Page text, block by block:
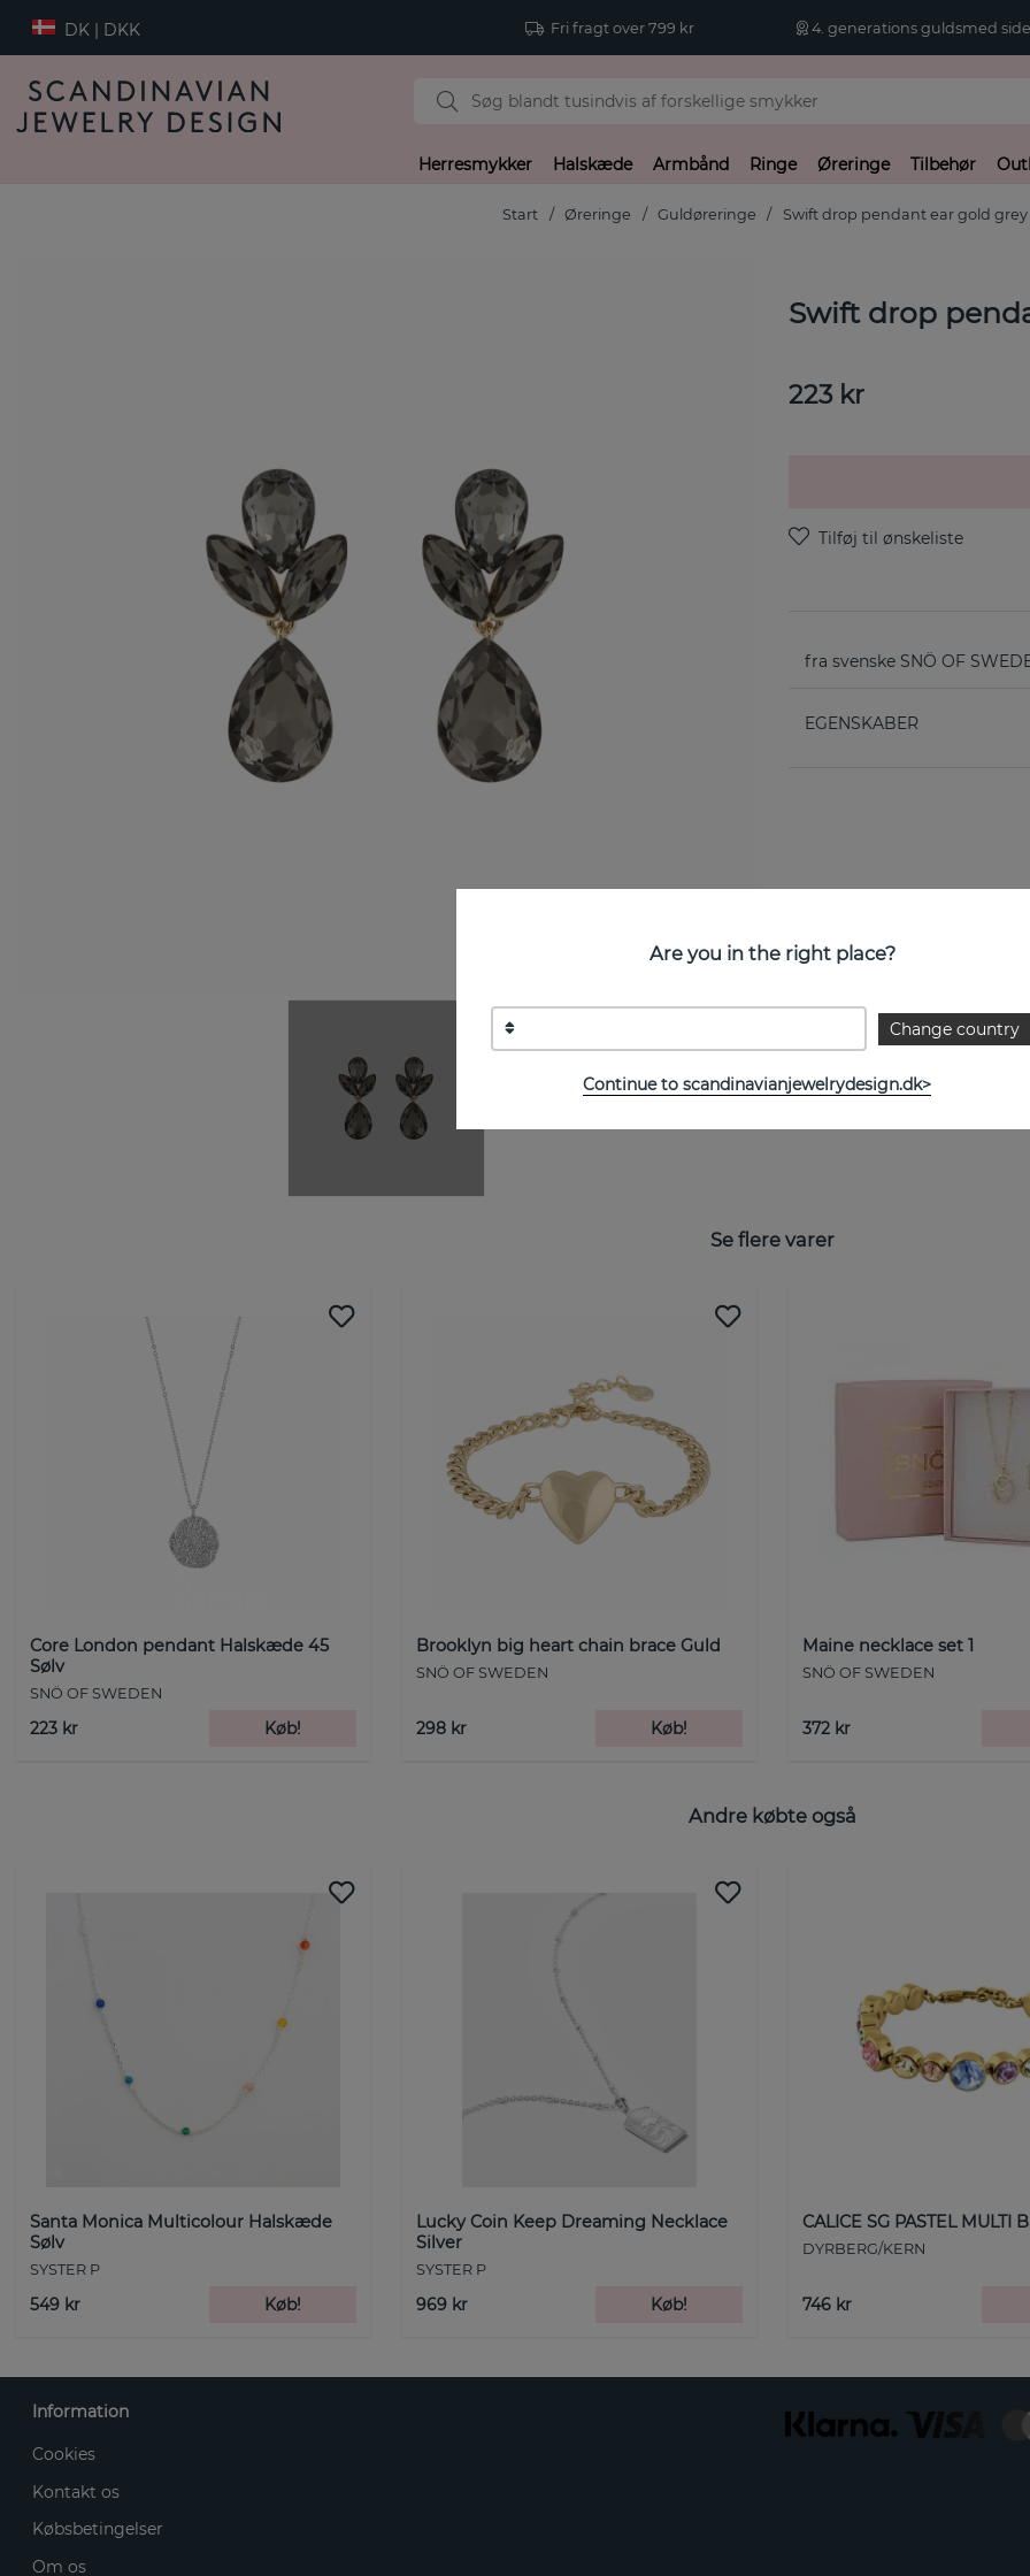
DK | DKK Fri fragt over 799 kr 4. generations guldsmed
Herresmykker Halskæde Armbånd Ringe Øreringe Tilbehør
Start Øreringe Guldøreringe Swift drop pendant ear gold grey
Swift drop
223 kr
fra svenske SNÖ OF
EGENSKABER
Se flere varer
Core London pendant Halskæde 45
Sølv
SNÖ OF SWEDEN
223 kr Køb!
Brooklyn big heart chain brace Guld
SNÖ OF SWEDEN
298 kr Køb!
Maine necklace set 1
SNÖ OF SWEDEN
372 kr
Andre købte også
Santa Monica Multicolour Halskæde
Sølv
SYSTER P
549 kr Køb!
Lucky Coin Keep Dreaming Necklace
Silver
SYSTER P
969 kr Køb!
CALICE SG PASTEL MULTI
DYRBERG/KERN
746 kr
Are you in the right place?
Change country
Continue to scandinavianjewelrydesign.dk>
Information
Cookies
Kontakt os
Købsbetingelser
Om os